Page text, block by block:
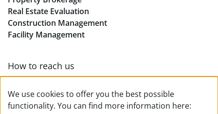
Real Estate Evaluation
Construction Management
Facility Management
How to reach us
We use cookies to offer you the best possible
functionality. You can find more information here: